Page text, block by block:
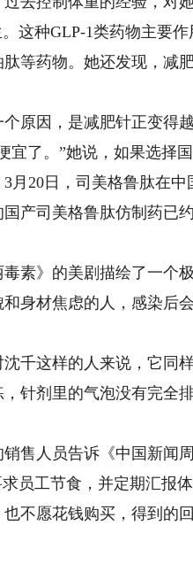
种GLP-1类药物主要作
等药物。她还发现，减
因，是减肥针正变得越
宜了。”她说，如果选择
20日，司美格鲁肽在中
产司美格鲁肽仿制药已
》的美剧描绘了一个极
身材焦虑的人，感染后
这样的人来说，它同
针剂里的气泡没有完全
人员告诉《中国新闻
员工节食，并定期汇报
不愿花钱购买，得到的